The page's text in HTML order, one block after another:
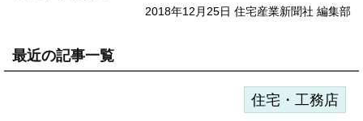
2018年12月25日 住宅産業新聞社 編集部
最近の記事一覧
住宅・工務店